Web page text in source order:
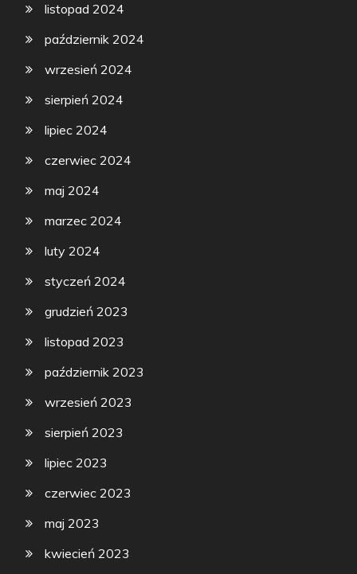
listopad 2024
październik 2024
wrzesień 2024
sierpień 2024
lipiec 2024
czerwiec 2024
maj 2024
marzec 2024
luty 2024
styczeń 2024
grudzień 2023
listopad 2023
październik 2023
wrzesień 2023
sierpień 2023
lipiec 2023
czerwiec 2023
maj 2023
kwiecień 2023